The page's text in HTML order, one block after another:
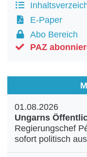
E-Paper
Abo Bereich
PAZ
01.08.2026
Ungarns
Regierungschef
sofort politisch